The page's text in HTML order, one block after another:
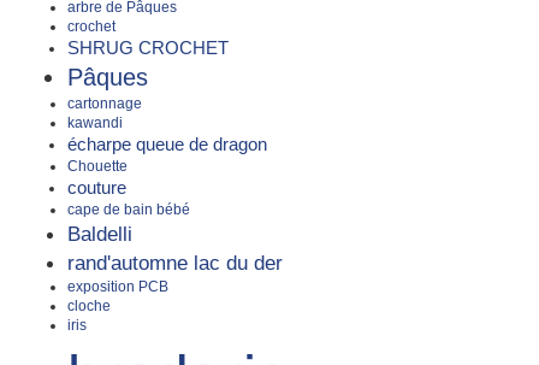
arbre de Pâques
crochet
SHRUG CROCHET
Pâques
cartonnage
kawandi
écharpe queue de dragon
Chouette
couture
cape de bain bébé
Baldelli
rand'automne lac du der
exposition PCB
cloche
iris